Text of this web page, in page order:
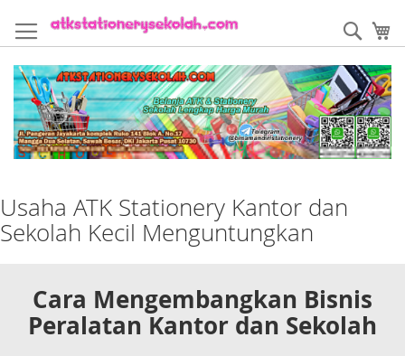
to
Content
Usaha ATK Stationery Kantor dan
Sekolah Kecil Menguntungkan
Cara Mengembangkan Bisnis
Peralatan Kantor dan Sekolah